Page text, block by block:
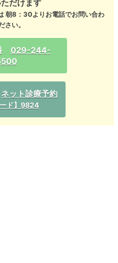
だけます
朝8：30よりお電話でお問い合わ
さい。
029-244-
ネット診療予約
ード】9824